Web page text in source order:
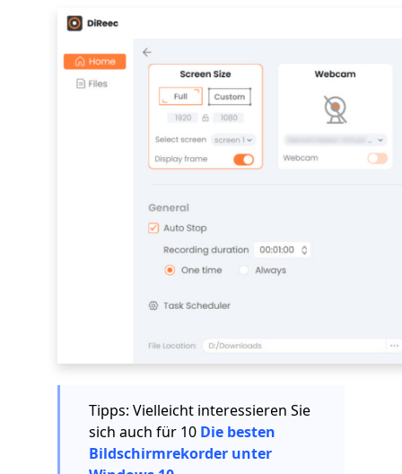
Tipps: Vielleicht interessieren Sie
sich auch für 10 Die besten
Bildschirmrekorder unter